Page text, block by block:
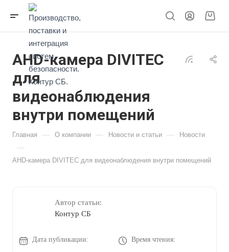
AHD-камера DIVITEC
для
видеонаблюдения
внутри помещений
Главная — О компании — Новости и статьи — Новости
—
AHD-камера DIVITEC для видеонаблюдения внутри помещений
Автор статьи:
Контур СБ
Дата публикации: Время чтения: